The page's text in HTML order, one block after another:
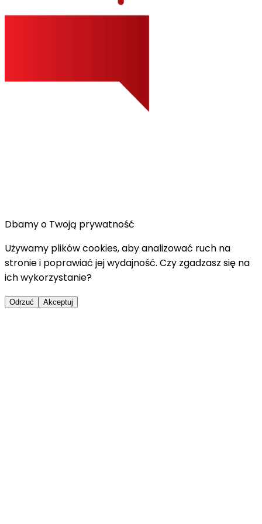
Dbamy o Twoją prywatność
Używamy plików cookies, aby analizować ruch na
stronie i poprawiać jej wydajność. Czy zgadzasz się na
ich wykorzystanie?
Odrzuć Akceptuj